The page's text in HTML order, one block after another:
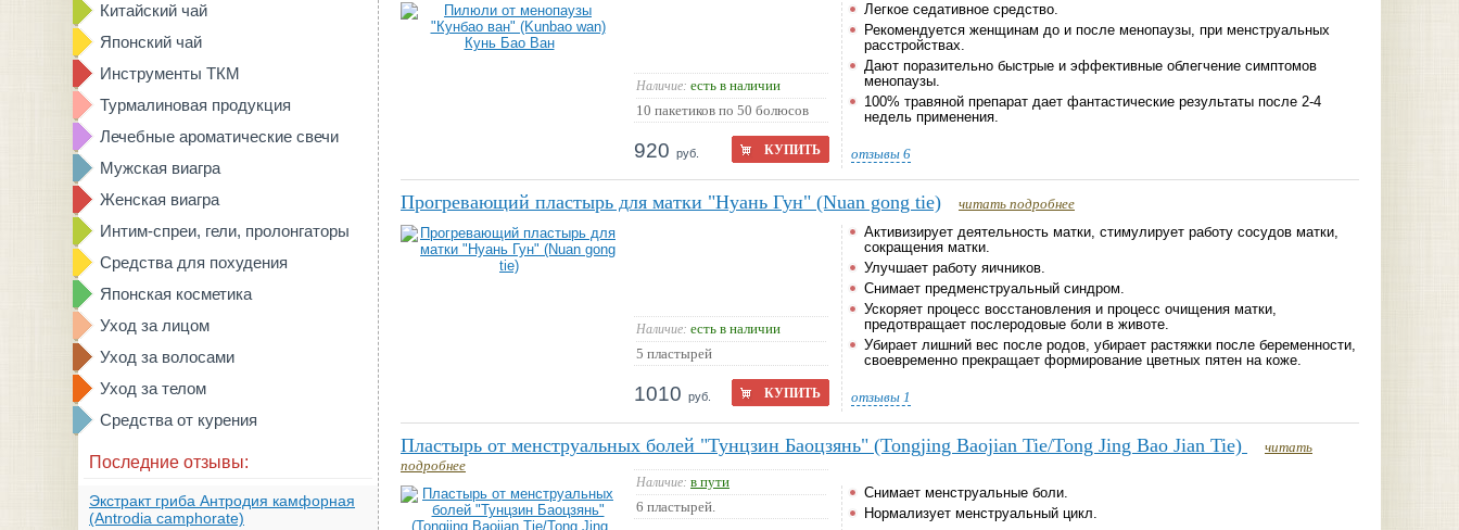
Китайский чай
Японский чай
Инструменты ТКМ
Турмалиновая продукция
Лечебные ароматические свечи
Мужская виагра
Женская виагра
Интим-спреи, гели, пролонгаторы
Средства для похудения
Японская косметика
Уход за лицом
Уход за волосами
Уход за телом
Средства от курения
Последние отзывы:
Экстракт гриба Антродия камфорная
(Antrodia camphorate)
Наличие: есть в наличии
10 пакетиков по 50 болюсов
920 руб. КУПИТЬ
Легкое седативное средство.
Рекомендуется женщинам до и после менопаузы, при менструальных
расстройствах.
Дают поразительно быстрые и эффективные облегчение симптомов
менопаузы.
100% травяной препарат дает фантастические результаты после 2-4
недель применения.
отзывы 6
Прогревающий пластырь для матки "Нуань Гун" (Nuan gong tie) читать подробнее
Наличие: есть в наличии
5 пластырей
1010 руб. КУПИТЬ
Активизирует деятельность матки, стимулирует работу сосудов матки,
сокращения матки.
Улучшает работу яичников.
Снимает предменструальный синдром.
Ускоряет процесс восстановления и процесс очищения матки,
предотвращает послеродовые боли в животе.
Убирает лишний вес после родов, убирает растяжки после беременности,
своевременно прекращает формирование цветных пятен на коже.
отзывы 1
Пластырь от менструальных болей "Тунцзин Баоцзянь" (Tongjing Baojian Tie/Tong Jing Bao Jian Tie)
читать
подробнее
Наличие: в пути
6 пластырей.
Снимает менструальные боли.
Нормализует менструальный цикл.